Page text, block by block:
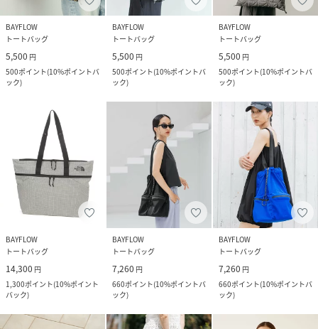
BAYFLOW
トートバッグ
5,500 円
500ポイント(10%ポイントバ
ック)
BAYFLOW
トートバッグ
5,500 円
500ポイント(10%ポイントバ
ック)
BAYFLOW
トートバッグ
5,500 円
500ポイント(10%ポイントバ
ック)
BAYFLOW
トートバッグ
14,300 円
1,300ポイント(10%ポイント
バック)
BAYFLOW
トートバッグ
7,260 円
660ポイント(10%ポイントバ
ック)
BAYFLOW
トートバッグ
7,260 円
660ポイント(10%ポイントバ
ック)